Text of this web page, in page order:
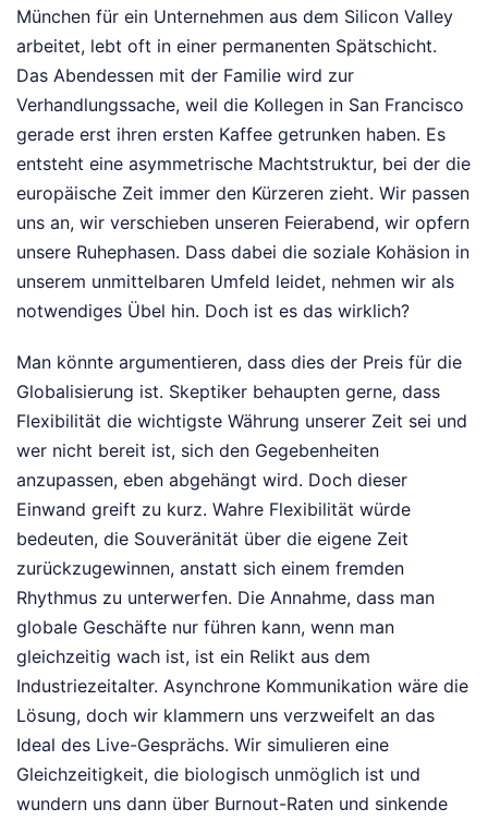
München für ein Unternehmen aus dem Silicon Valley
arbeitet, lebt oft in einer permanenten Spätschicht.
Das Abendessen mit der Familie wird zur
Verhandlungssache, weil die Kollegen in San Francisco
gerade erst ihren ersten Kaffee getrunken haben. Es
entsteht eine asymmetrische Machtstruktur, bei der die
europäische Zeit immer den Kürzeren zieht. Wir passen
uns an, wir verschieben unseren Feierabend, wir opfern
unsere Ruhephasen. Dass dabei die soziale Kohäsion in
unserem unmittelbaren Umfeld leidet, nehmen wir als
notwendiges Übel hin. Doch ist es das wirklich?
Man könnte argumentieren, dass dies der Preis für die
Globalisierung ist. Skeptiker behaupten gerne, dass
Flexibilität die wichtigste Währung unserer Zeit sei und
wer nicht bereit ist, sich den Gegebenheiten
anzupassen, eben abgehängt wird. Doch dieser
Einwand greift zu kurz. Wahre Flexibilität würde
bedeuten, die Souveränität über die eigene Zeit
zurückzugewinnen, anstatt sich einem fremden
Rhythmus zu unterwerfen. Die Annahme, dass man
globale Geschäfte nur führen kann, wenn man
gleichzeitig wach ist, ist ein Relikt aus dem
Industriezeitalter. Asynchrone Kommunikation wäre die
Lösung, doch wir klammern uns verzweifelt an das
Ideal des Live-Gesprächs. Wir simulieren eine
Gleichzeitigkeit, die biologisch unmöglich ist und
wundern uns dann über Burnout-Raten und sinkende